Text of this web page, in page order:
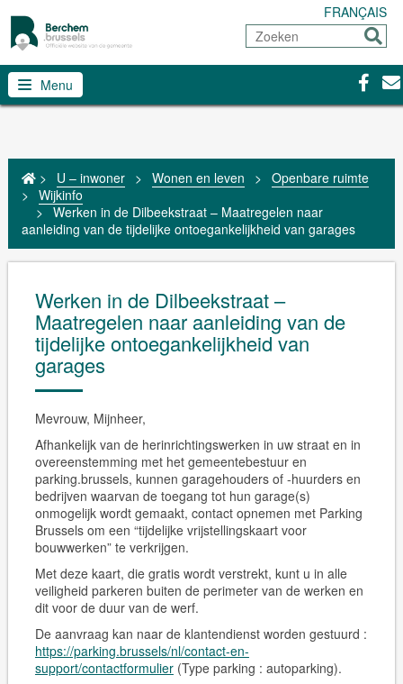
FRANÇAIS
Zoeken
Sturen
Menu
> U – inwoner > Wonen en leven > Openbare ruimte
> Wijkinfo
> Werken in de Dilbeekstraat – Maatregelen naar
aanleiding van de tijdelijke ontoegankelijkheid van garages
Werken in de Dilbeekstraat –
Maatregelen naar aanleiding van de
tijdelijke ontoegankelijkheid van
garages
Mevrouw, Mijnheer,
Afhankelijk van de herinrichtingswerken in uw straat en in
overeenstemming met het gemeentebestuur en
parking.brussels, kunnen garagehouders of -huurders en
bedrijven waarvan de toegang tot hun garage(s)
onmogelijk wordt gemaakt, contact opnemen met Parking
Brussels om een “tijdelijke vrijstellingskaart voor
bouwwerken” te verkrijgen.
Met deze kaart, die gratis wordt verstrekt, kunt u in alle
veiligheid parkeren buiten de perimeter van de werken en
dit voor de duur van de werf.
De aanvraag kan naar de klantendienst worden gestuurd :
https://parking.brussels/nl/contact-en-
support/contactformulier(Type parking : autoparking).